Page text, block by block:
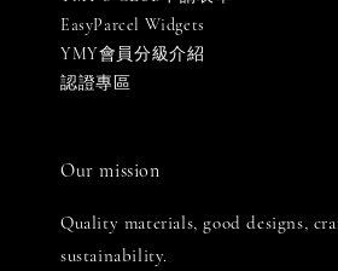
EasyParcel Widgets
YMY會員分級介紹
認證專區
Our mission
Quality materials, good designs,
sustainability.